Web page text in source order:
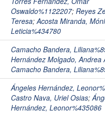
Oswaldo%1122207; Reyes
Teresa;Acosta Miranda,
Leticia%434780
Camacho Bandera,
Hernández Molgado, Andrea
Camacho Bandera,
Ángeles Hernández,
Castro Nava, Uriel Osias;
Hernández, Leonor%435086